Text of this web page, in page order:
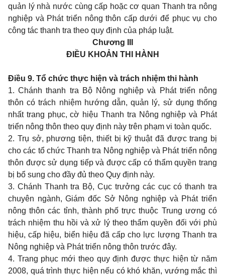
quản lý nhà nước cùng cấp hoặc cơ quan Thanh tra nông
nghiệp và Phát triển nông thôn cấp dưới để phục vụ cho
công tác thanh tra theo quy định của pháp luật.
Chương III
ĐIỀU KHOẢN THI HÀNH
Điều 9. Tổ chức thực hiện và trách nhiệm thi hành
1. Chánh thanh tra Bộ Nông nghiệp và Phát triển nông
thôn có trách nhiệm hướng dẫn, quản lý, sử dụng thống
nhất trang phục, cờ hiệu Thanh tra Nông nghiệp và Phát
triển nông thôn theo quy định này trên phạm vi toàn quốc.
2. Trụ sở, phương tiện, thiết bị kỹ thuật đã được trang bị
cho các tổ chức Thanh tra Nông nghiệp và Phát triển nông
thôn được sử dụng tiếp và được cấp có thẩm quyền trang
bị bổ sung cho đầy đủ theo Quy định này.
3. Chánh Thanh tra Bộ, Cục trưởng các cục có thanh tra
chuyên ngành, Giám đốc Sở Nông nghiệp và Phát triển
nông thôn các tỉnh, thành phố trực thuộc Trung ương có
trách nhiệm thu hồi và xử lý theo thẩm quyền đối với phù
hiệu, cấp hiệu, biển hiệu đã cấp cho lực lượng Thanh tra
Nông nghiệp và Phát triển nông thôn trước đây.
4. Trang phục mới theo quy định được thực hiện từ năm
2008, quá trình thực hiện nếu có khó khăn, vướng mắc thì